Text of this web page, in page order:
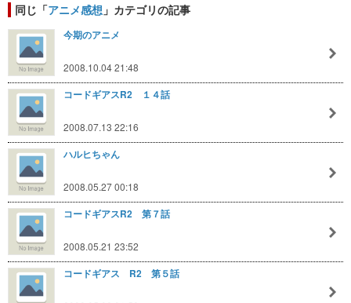
同じ「アニメ感想 」カテゴリの記事
今期のアニメ
2008.10.04 21:48
コードギアスR2 １４話
2008.07.13 22:16
ハルヒちゃん
2008.05.27 00:18
コードギアスR2 第７話
2008.05.21 23:52
コードギアス R2 第５話